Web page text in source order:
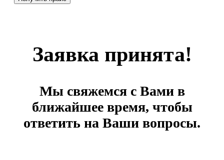
Заявка принята!
Мы свяжемся с Вами в
ближайшее время, чтобы
ответить на Ваши вопросы.